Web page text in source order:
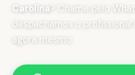
Carolina? Chame pelo
despachamos o profissional
agora mesmo.